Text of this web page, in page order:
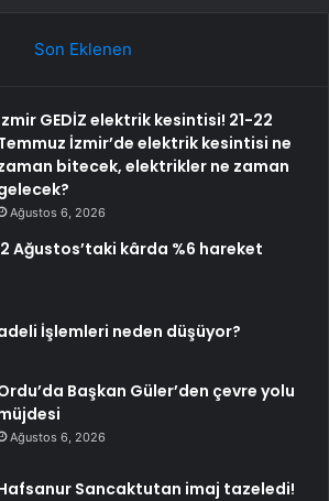
Son Eklenen
GEDİZ elektrik kesintisi! 21-22
İzmir’de elektrik kesintisi ne
bitecek, elektrikler ne zaman
Ağustos 6, 2026
Ağustos’taki kârda %6 hareket
İşlemleri neden düşüyor?
Başkan Güler’den çevre yolu
Ağustos 6, 2026
Sancaktutan imaj tazeledi!